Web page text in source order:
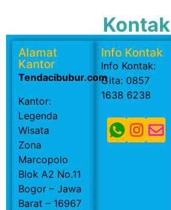
Kontak
Alamat
Kantor
Tendacibubur.com
Kantor:
Legenda
Wisata
Zona
Marcopolo
Blok A2 No.11
Bogor – Jawa
Barat – 16967
Info Kontak
Info Kontak:
Gita: 0857
1638 6238